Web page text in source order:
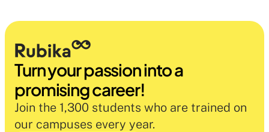
Turn your passion into a
promising career!
Join the 1,300 students who are trained on
our campuses every year.